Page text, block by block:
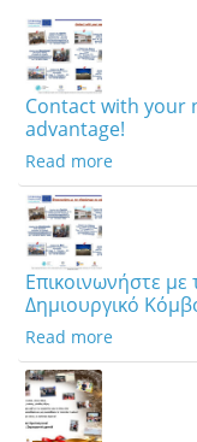
Contact with your
advantage!
Read more
Επικοινωνήστε
Δημιουργικό
Read more